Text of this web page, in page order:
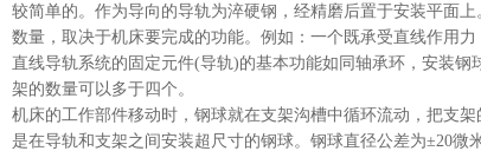
较简单的。作为导向的导轨为淬硬钢，经精磨后置于安装平面
数量，取决于机床要完成的功能。例如：一个既承受直线作用
直线导轨系统的固定元件(导轨)的基本功能如同轴承环，安装
架的数量可以多于四个。
机床的工作部件移动时，钢球就在支架沟槽中循环流动，把支
是在导轨和支架之间安装超尺寸的钢球。钢球直径公差为±20